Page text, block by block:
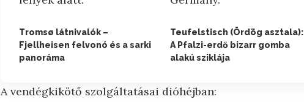
Tromsø látnivalók –
Fjellheisen felvonó és a sarki
panoráma
Teufelstisch (Ördög asztala):
A Pfalzi-erdő bizarr gomba
alakú sziklája
A vendégkikötő szolgáltatásai dióhéjban: